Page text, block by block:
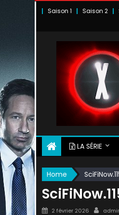
Saison 1 Saison 2
LA SÉRIE
Home
Posted
2 février 2026